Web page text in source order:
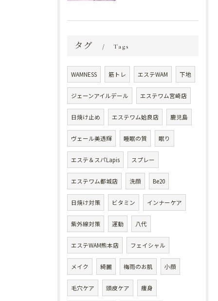
タグ Tags
WAMNESS 筋トレ エステWAM 下地
ジェーンアイルデール エステワム宮崎店
日焼け止め エステワム姶良店 鹿児島
ヴェール美透輝 睡眠の質 眠り
エステ＆スパLapis スプレー
エステワム都城店 洗顔 Be20
日焼け対策 ビタミン インナーケア
紫外線対策 運動 八代
エステWAM熊本店 フェイシャル
メイク 綺麗 梅雨のお肌 小顔
毛穴ケア 頭皮ケア 痩身